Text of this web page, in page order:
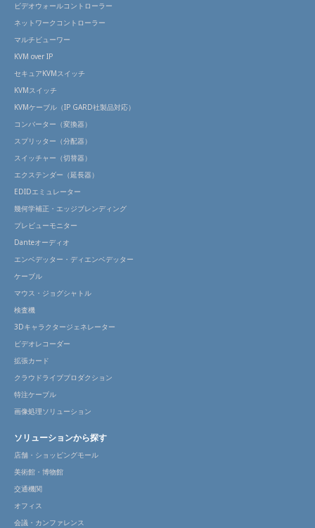
ビデオウォールコントローラー
ネットワークコントローラー
マルチビューワー
KVM over IP
セキュアKVMスイッチ
KVMスイッチ
KVMケーブル（IP GARD社製品対応）
コンバーター（変換器）
スプリッター（分配器）
スイッチャー（切替器）
エクステンダー（延長器）
EDIDエミュレーター
幾何学補正・エッジブレンディング
プレビューモニター
Danteオーディオ
エンベデッター・ディエンベデッター
ケーブル
マウス・ジョグシャトル
検査機
3Dキャラクタージェネレーター
ビデオレコーダー
拡張カード
クラウドライブプロダクション
特注ケーブル
画像処理ソリューション
ソリューションから探す
店舗・ショッピングモール
美術館・博物館
交通機関
オフィス
会議・カンファレンス